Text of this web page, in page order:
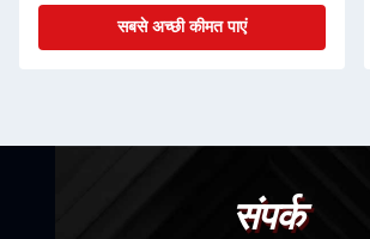
सबसे अच्छी कीमत पाएं
संपर्क